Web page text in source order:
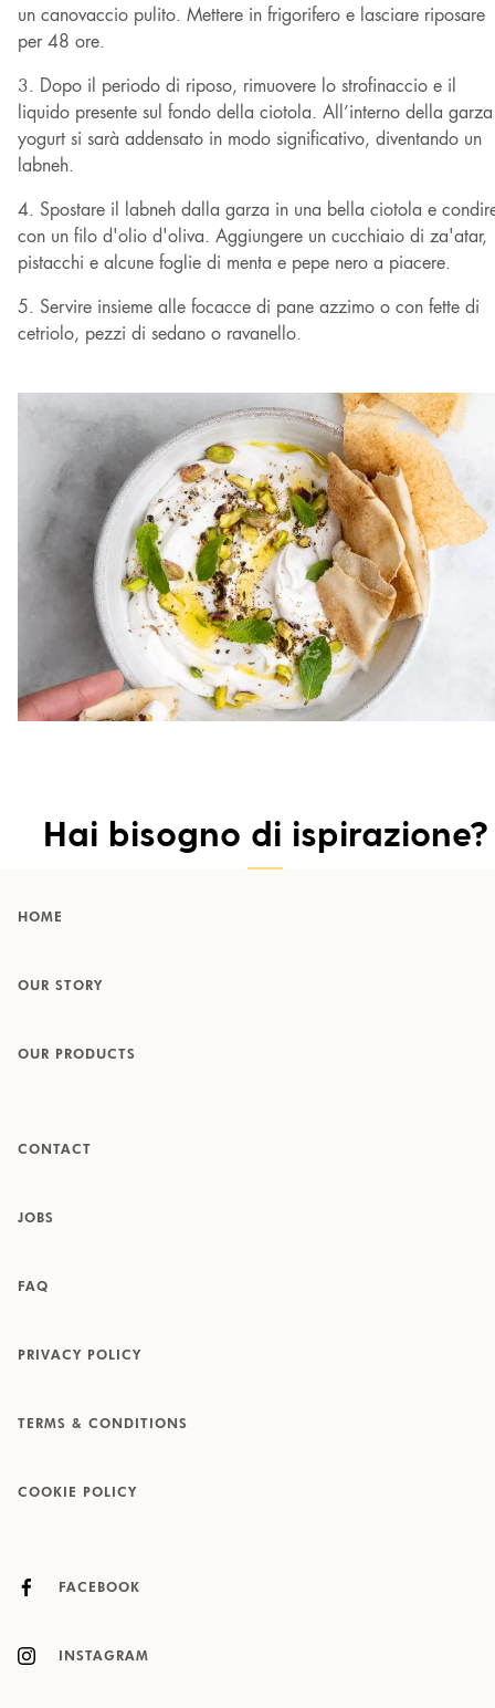
un canovaccio pulito. Mettere in frigorifero e lasciare riposare
per 48 ore.
3. Dopo il periodo di riposo, rimuovere lo strofinaccio e il
liquido presente sul fondo della ciotola. All’interno della
yogurt si sarà addensato in modo significativo, diventando un
labneh.
4. Spostare il labneh dalla garza in una bella ciotola e
con un filo d'olio d'oliva. Aggiungere un cucchiaio di za'atar,
pistacchi e alcune foglie di menta e pepe nero a piacere.
5. Servire insieme alle focacce di pane azzimo o con fette di
cetriolo, pezzi di sedano o ravanello.
Hai bisogno di ispirazione?
HOME
OUR STORY
OUR PRODUCTS
CONTACT
JOBS
FAQ
PRIVACY POLICY
TERMS & CONDITIONS
COOKIE POLICY
FACEBOOK
INSTAGRAM